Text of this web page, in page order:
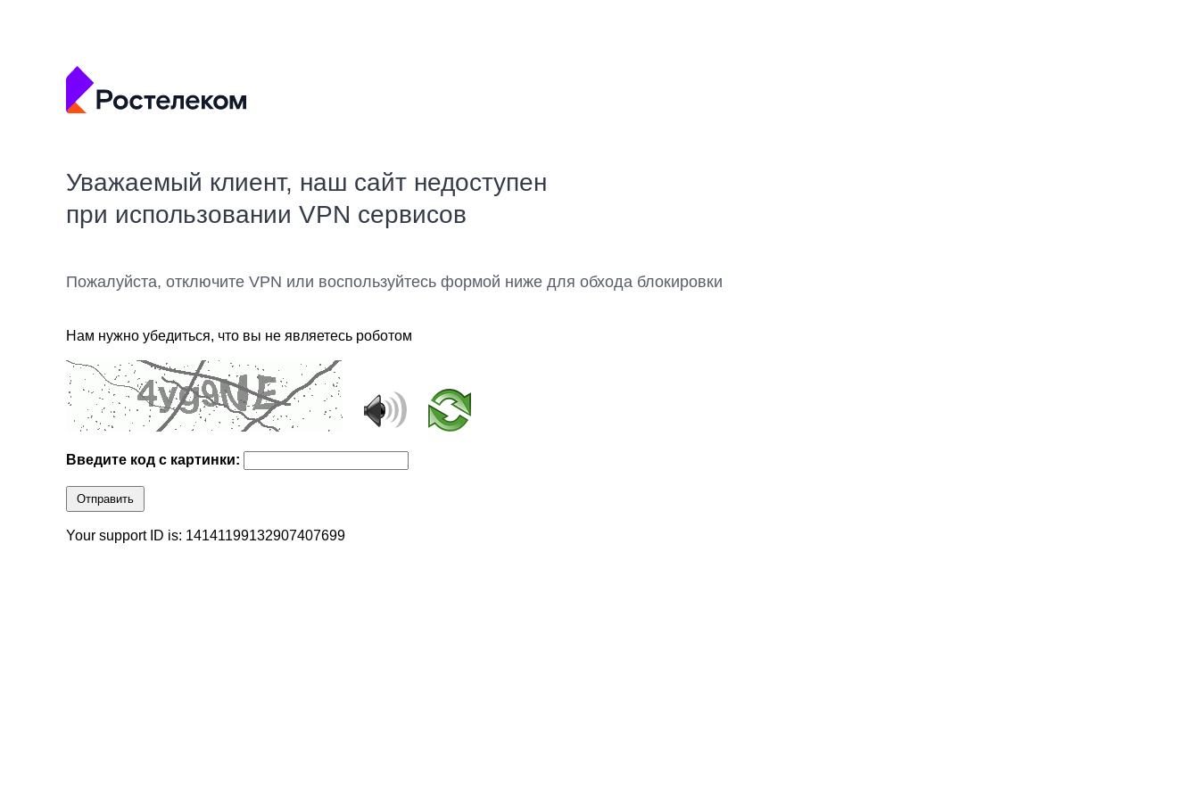
Уважаемый клиент, наш сайт недоступен
при использовании VPN сервисов
Пожалуйста, отключите VPN или воспользуйтесь формой ниже для обхода блокировки
Нам нужно убедиться, что вы не являетесь роботом
Введите код с картинки:
Отправить
Your support ID is: 14141199132907407699